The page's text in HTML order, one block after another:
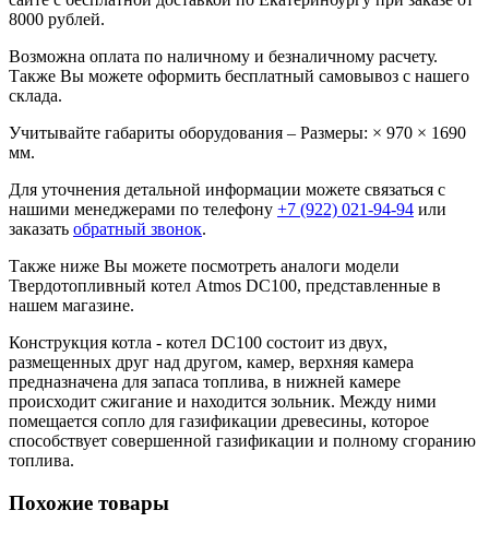
8000 рублей.
Возможна оплата по наличному и безналичному расчету.
Также Вы можете оформить бесплатный самовывоз с нашего
склада.
Учитывайте габариты оборудования – Размеры: × 970 × 1690
мм.
Для уточнения детальной информации можете связаться с
нашими менеджерами по телефону +7 (922) 021-94-94 или
заказать обратный звонок.
Также ниже Вы можете посмотреть аналоги модели
Твердотопливный котел Atmos DC100, представленные в
нашем магазине.
Конструкция котла - котел DC100 состоит из двух,
размещенных друг над другом, камер, верхняя камера
предназначена для запаса топлива, в нижней камере
происходит сжигание и находится зольник. Между ними
помещается сопло для газификации древесины, которое
способствует совершенной газификации и полному сгоранию
топлива.
Похожие товары